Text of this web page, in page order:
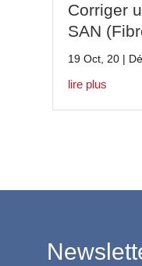
Corriger
SAN
19 Oct, 20 |
lire plus